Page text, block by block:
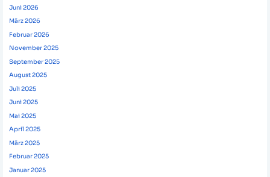
Juni 2026
März 2026
Februar 2026
November 2025
September 2025
August 2025
Juli 2025
Juni 2025
Mai 2025
April 2025
März 2025
Februar 2025
Januar 2025